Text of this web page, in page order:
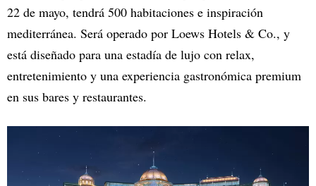
22 de mayo, tendrá 500 habitaciones e inspiración
mediterránea. Será operado por Loews Hotels & Co., y
está diseñado para una estadía de lujo con relax,
entretenimiento y una experiencia gastronómica premium
en sus bares y restaurantes.